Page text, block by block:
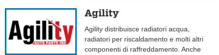
Agility
Agility distribuisce radiatori acqua,
radiatori per riscaldamento e molti altri
componenti di raffreddamento. Anche